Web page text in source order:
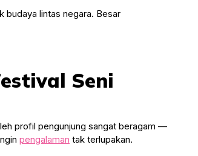
budaya lintas negara. Besar
Seni
profil pengunjung sangat beragam —
pengalaman tak terlupakan.